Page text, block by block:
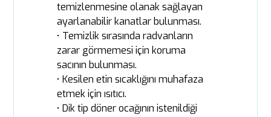
temizlenmesine olanak sağlayan
ayarlanabilir kanatlar bulunması.
• Temizlik sırasında radvanların
zarar görmemesi için koruma
sacının bulunması.
• Kesilen etin sıcaklığını muhafaza
etmek için ısıtıcı.
• Dik tip döner ocağının istenildiği